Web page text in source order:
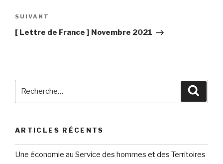
Article
suivant
SUIVANT
[ Lettre de France ] Novembre 2021
ARTICLES RÉCENTS
Une économie au Service des hommes et des Territoires